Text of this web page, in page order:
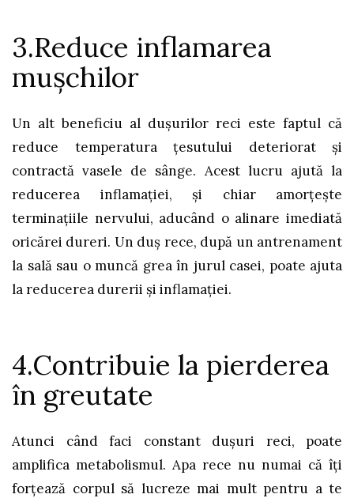
3.Reduce inflamarea
mușchilor
Un alt beneficiu al dușurilor reci este faptul că
reduce temperatura țesutului deteriorat și
contractă vasele de sânge. Acest lucru ajută la
reducerea inflamației, și chiar amorțește
terminațiile nervului, aducând o alinare imediată
oricărei dureri. Un duș rece, după un antrenament
la sală sau o muncă grea în jurul casei, poate ajuta
la reducerea durerii și inflamației.
4.Contribuie la pierderea
în greutate
Atunci când faci constant dușuri reci, poate
amplifica metabolismul. Apa rece nu numai că îți
forțează corpul să lucreze mai mult pentru a te